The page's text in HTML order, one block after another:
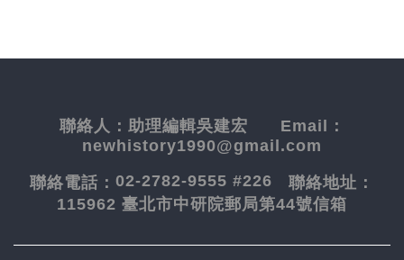
聯絡人： 助理編輯吳建宏 Email：
newhistory1990@gmail.com
聯絡電話： 02-2782-9555 #226 聯絡地址：
115962 臺北市中研院郵局第44號信箱